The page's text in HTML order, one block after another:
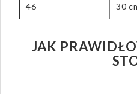
46 30
JAK